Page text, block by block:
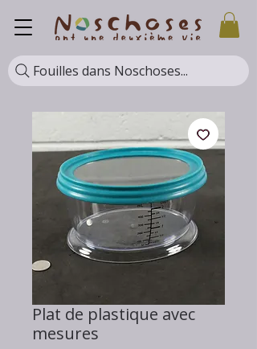
Fouilles dans Noschoses...
Plat de plastique avec
mesures